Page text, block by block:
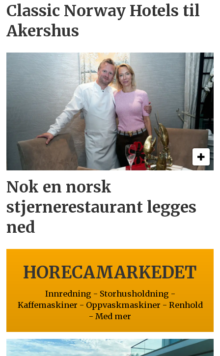
Classic Norway Hotels til
Akershus
Nok en norsk
stjernerestaurant legges
ned
HORECAMARKEDET
Innredning - Storhusholdning -
Kaffemaskiner - Oppvaskmaskiner - Renhold
- Med mer